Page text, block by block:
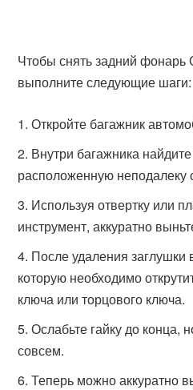
Чтобы снять задний
выполните следующие шаги:
Откройте багажник
Внутри багажника
расположенную неподалеку
Используя отвертку или
инструмент, аккуратно
После удаления заглушки
которую необходимо
ключа или торцового ключа.
Ослабьте гайку до конца,
совсем.
Теперь можно аккуратно